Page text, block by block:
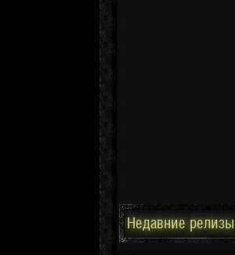
Недавние релизы